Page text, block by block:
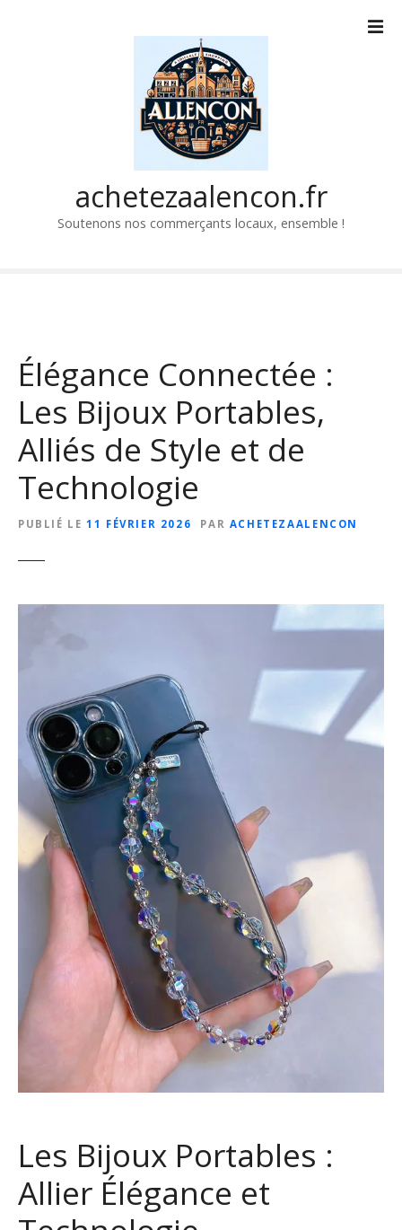
achetezaalencon.fr
Soutenons nos commerçants locaux, ensemble !
Élégance Connectée :
Les Bijoux Portables,
Alliés de Style et de
Technologie
PUBLIÉ LE 11 FÉVRIER 2026 PAR ACHETEZAALENCON
Les Bijoux Portables :
Allier Élégance et